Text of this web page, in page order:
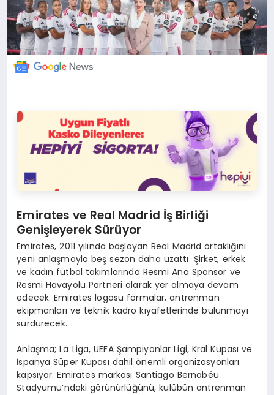
KÜNYE
Emirates ve Real Madrid İş Birliği
Genişleyerek Sürüyor
Emirates, 2011 yılında başlayan Real Madrid ortaklığını
yeni anlaşmayla beş sezon daha uzattı. Şirket, erkek
ve kadın futbol takımlarında Resmi Ana Sponsor ve
Resmi Havayolu Partneri olarak yer almaya devam
edecek. Emirates logosu formalar, antrenman
ekipmanları ve teknik kadro kıyafetlerinde bulunmayı
sürdürecek.
Anlaşma; La Liga, UEFA Şampiyonlar Ligi, Kral Kupası ve
İspanya Süper Kupası dahil önemli organizasyonları
kapsıyor. Emirates markası Santiago Bernabéu
Stadyumu’ndaki görünürlüğünü, kulübün antrenman